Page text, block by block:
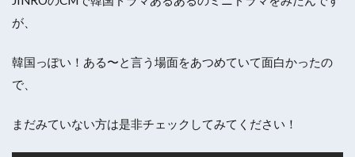
が、
韓国っぽい！ある〜と言う場面をあつめていて面白かったの
で、
まだみていない方は是非チェックしてみてください！